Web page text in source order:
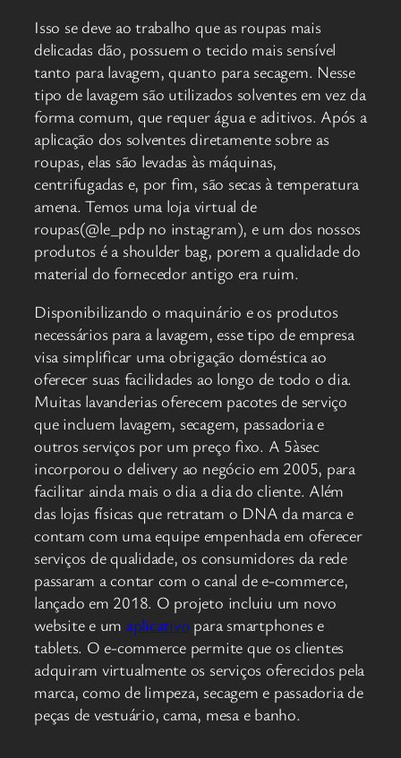
Isso se deve ao trabalho que as roupas mais
delicadas dão, possuem o tecido mais sensível
tanto para lavagem, quanto para secagem. Nesse
tipo de lavagem são utilizados solventes em vez da
forma comum, que requer água e aditivos. Após a
aplicação dos solventes diretamente sobre as
roupas, elas são levadas às máquinas,
centrifugadas e, por fim, são secas à temperatura
amena. Temos uma loja virtual de
roupas(@le_pdp no instagram), e um dos nossos
produtos é a shoulder bag, porem a qualidade do
material do fornecedor antigo era ruim.
Disponibilizando o maquinário e os produtos
necessários para a lavagem, esse tipo de empresa
visa simplificar uma obrigação doméstica ao
oferecer suas facilidades ao longo de todo o dia.
Muitas lavanderias oferecem pacotes de serviço
que incluem lavagem, secagem, passadoria e
outros serviços por um preço fixo. A 5àsec
incorporou o delivery ao negócio em 2005, para
facilitar ainda mais o dia a dia do cliente. Além
das lojas físicas que retratam o DNA da marca e
contam com uma equipe empenhada em oferecer
serviços de qualidade, os consumidores da rede
passaram a contar com o canal de e-commerce,
lançado em 2018. O projeto incluiu um novo
website e um aplicativo para smartphones e
tablets. O e-commerce permite que os clientes
adquiram virtualmente os serviços oferecidos pela
marca, como de limpeza, secagem e passadoria de
peças de vestuário, cama, mesa e banho.